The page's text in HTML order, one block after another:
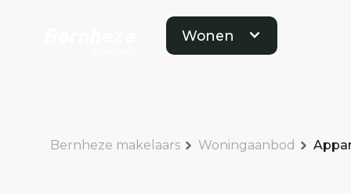
Wonen
Bernheze makelaars Woningaanbod